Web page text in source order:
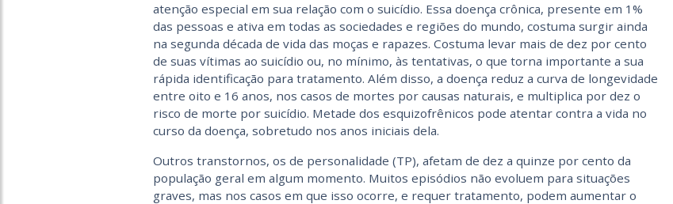
atenção especial em sua relação com o suicídio. Essa doença crônica, presente em 1%
das pessoas e ativa em todas as sociedades e regiões do mundo, costuma surgir ainda
na segunda década de vida das moças e rapazes. Costuma levar mais de dez por cento
de suas vítimas ao suicídio ou, no mínimo, às tentativas, o que torna importante a sua
rápida identificação para tratamento. Além disso, a doença reduz a curva de longevidade
entre oito e 16 anos, nos casos de mortes por causas naturais, e multiplica por dez o
risco de morte por suicídio. Metade dos esquizofrênicos pode atentar contra a vida no
curso da doença, sobretudo nos anos iniciais dela.
Outros transtornos, os de personalidade (TP), afetam de dez a quinze por cento da
população geral em algum momento. Muitos episódios não evoluem para situações
graves, mas nos casos em que isso ocorre, e requer tratamento, podem aumentar o